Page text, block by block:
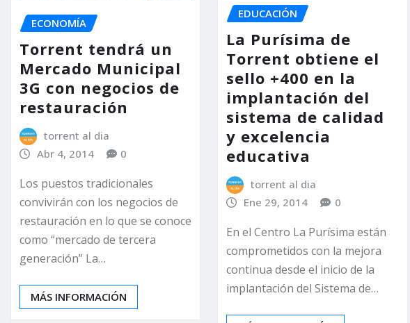
ECONOMÍA
Torrent tendrá un
Mercado Municipal
3G con negocios de
restauración
torrent al dia
Abr 4, 2014
0
Los puestos tradicionales
convivirán con los negocios de
restauración en lo que se conoce
como “mercado de tercera
generación” La…
MÁS INFORMACIÓN
EDUCACIÓN
La Purísima de
Torrent obtiene el
sello +400 en la
implantación del
sistema de calidad
y excelencia
educativa
torrent al dia
Ene 29, 2014
0
En el Centro La Purísima están
comprometidos con la mejora
continua desde el inicio de la
implantación del Sistema de…